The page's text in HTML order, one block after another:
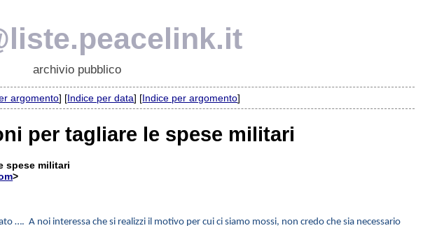
archivio pubblico
argomento] [Indice per data] [Indice per argomento]
per tagliare le spese militari
spese militari
>
…. A noi interessa che si realizzi il motivo per cui ci siamo mossi, non credo che sia necessario